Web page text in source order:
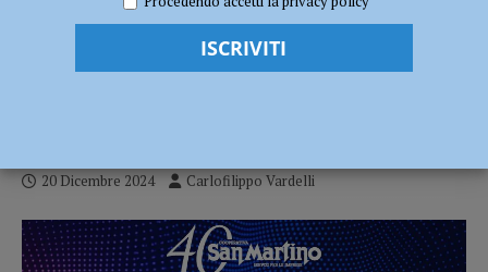
Volley, Serie B2 – Rossetti Market Conad
20 Dicembre 2024 Carlofilippo Vardelli